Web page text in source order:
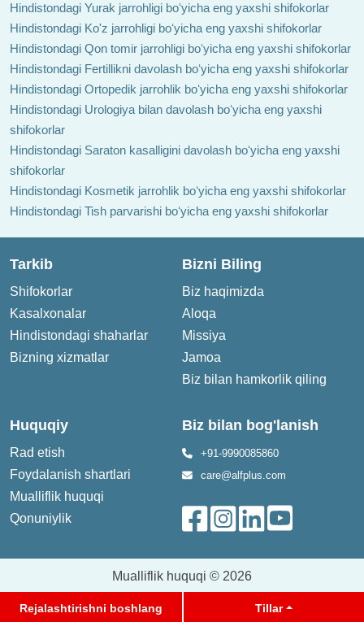
Hindistondagi Yurak jarrohligi boʻyicha eng yaxshi shifokorlar
Hindistondagi Ko'z jarrohligi boʻyicha eng yaxshi shifokorlar
Hindistondagi Qon tomir jarrohligi boʻyicha eng yaxshi shifokorlar
Hindistondagi Fertillikni davolash boʻyicha eng yaxshi shifokorlar
Hindistondagi Ortopedik jarrohlik boʻyicha eng yaxshi shifokorlar
Hindistondagi Urologiya bilan davolash boʻyicha eng yaxshi
shifokorlar
Hindistondagi Saraton kasalligini davolash boʻyicha eng yaxshi
shifokorlar
Hindistondagi Kosmetik jarrohlik boʻyicha eng yaxshi shifokorlar
Hindistondagi Tish parvarishi boʻyicha eng yaxshi shifokorlar
Tarkib
Shifokorlar
Kasalxonalar
Hindistondagi shaharlar
Bizning xizmatlar
Bizni Biling
Biz haqimizda
Aloqa
Missiya
Jamoa
Biz bilan hamkorlik qiling
Huquqiy
Rad etish
Foydalanish shartlari
Mualliflik huquqi
Qonuniylik
Biz bilan bog'lanish
+91-9990085860
care@alfplus.com
Mualliflik huquqi © 2026
Rejalashtirishni boshlang Tillar